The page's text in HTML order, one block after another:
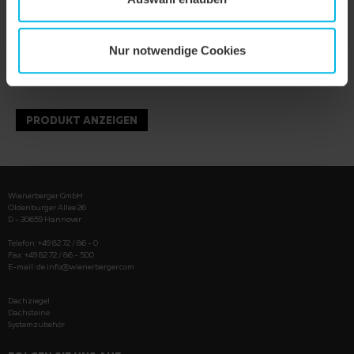
Nur notwendige Cookies
PRODUKT ANZEIGEN
Wienerberger GmbH
Oldenburger Allee 26
D - 30659 Hannover
Telefon: +49 82 72 / 86 - 0
Fax: +49 82 72 / 86 - 500
E-mail: de.info@wienerberger.com
Dachziegel
Dachsteine
Systemzubehör